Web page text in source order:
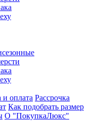
и оплата Рассрочка
Как подобрать размер
О "ПокупкаЛюкс"